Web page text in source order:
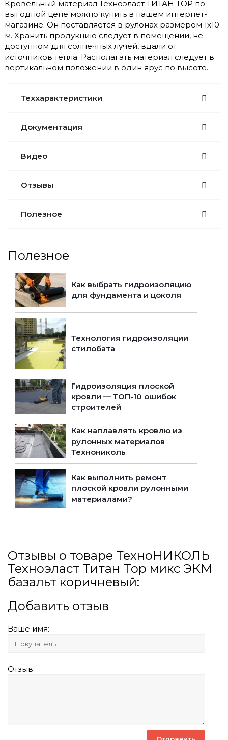
Кровельный материал Техноэласт ТИТАН TОР по
выгодной цене можно купить в нашем интернет-
магазине. Он поставляется в рулонах размером 1х10
м. Хранить продукцию следует в помещении, не
доступном для солнечных лучей, вдали от
источников тепла. Располагать материал следует в
вертикальном положении в один ярус по высоте.
Теххарактеристики
Документация
Видео
Отзывы
Полезное
Полезное
Как выбрать гидроизоляцию
для фундамента и цоколя
Технология гидроизоляции
стилобата
Гидроизоляция плоской
кровли — ТОП-10 ошибок
строителей
Как наплавлять кровлю из
рулонных материалов
Технониколь
Как выполнить ремонт
плоской кровли рулонными
материалами?
Отзывы о товаре ТехноНИКОЛЬ
Техноэласт Титан Top микс ЭКМ
базальт коричневый:
Добавить отзыв
Ваше имя:
Отзыв: